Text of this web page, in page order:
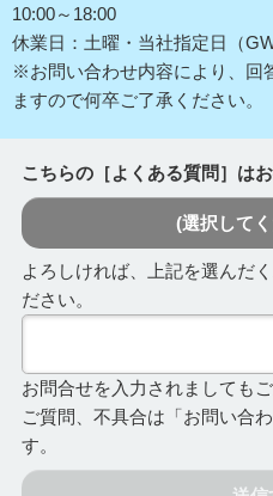
10:00～18:00
休業日：土曜・当社指定日（
※お問い合わせ内容により、回
ますので何卒ご了承ください。
こちらの［よくある質問］は
(選択して
よろしければ、上記を選んだ
ださい。
お問合せを入力されましても
ご質問、不具合は「お問い合
す。